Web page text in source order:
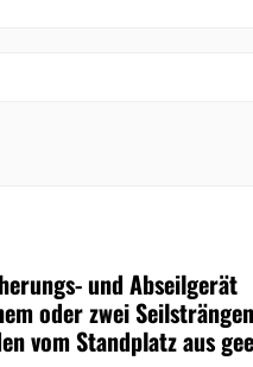
und Abseilgerät
oder zwei
vom Standplatz aus